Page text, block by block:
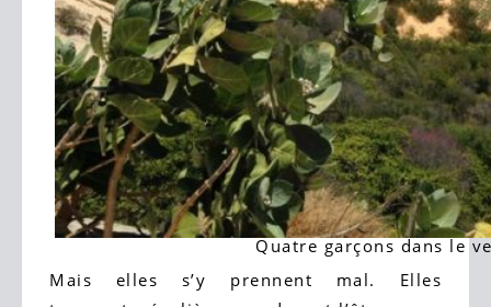
Quatre garçons dans le
Mais elles s’y prennent mal. Elles